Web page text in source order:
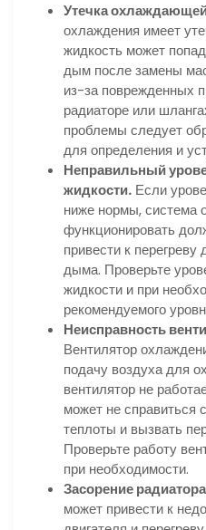
Утечка
охлаждения имеет
жидкость может
дым после замены
из-за поврежденных
радиаторе или
проблемы следует
для определения и
Неправильный
жидкости. Если
ниже нормы, система
функционировать
привести к
дыма. Проверьте
жидкости и при
рекомендуемого
Неисправность
Вентилятор
подачу воздуха для
вентилятор не
может не
теплоты и вызвать
Проверьте работу
при необходимости.
Засорение
может привести к